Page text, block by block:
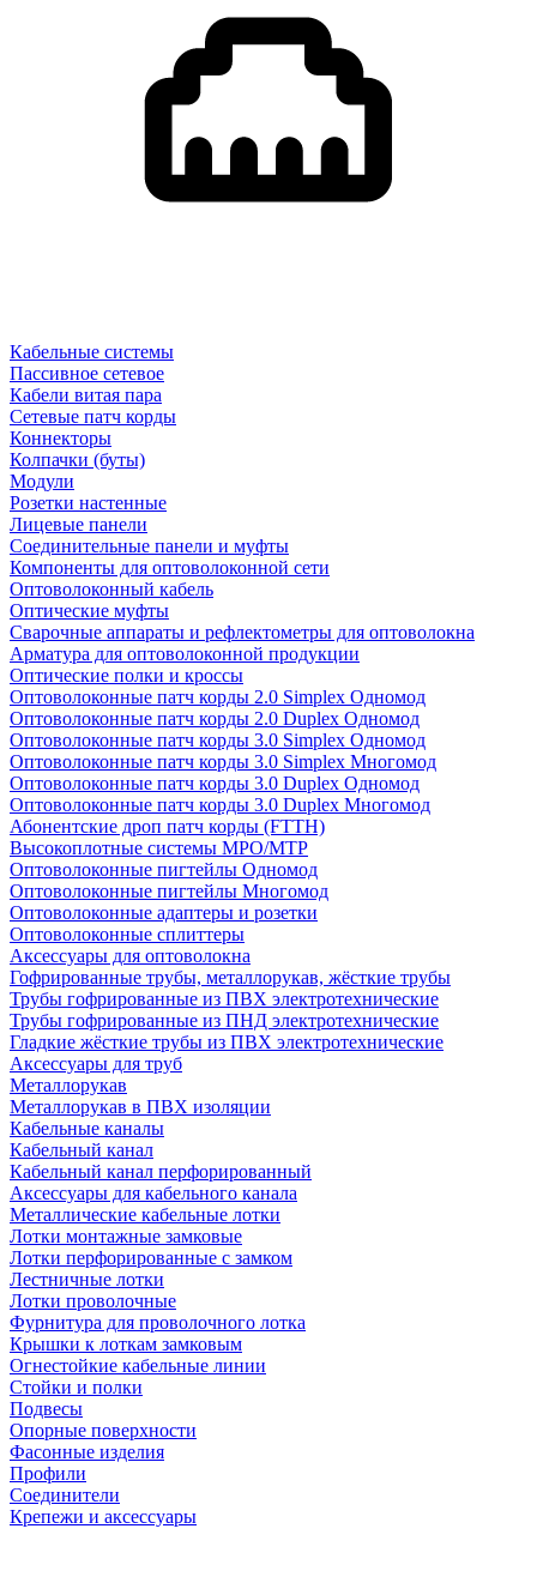
Кабельные системы
Пассивное сетевое
Кабели витая пара
Сетевые патч корды
Коннекторы
Колпачки (буты)
Модули
Розетки настенные
Лицевые панели
Соединительные панели и муфты
Компоненты для оптоволоконной сети
Оптоволоконный кабель
Оптические муфты
Сварочные аппараты и рефлектометры для оптоволокна
Арматура для оптоволоконной продукции
Оптические полки и кроссы
Оптоволоконные патч корды 2.0 Simplex Одномод
Оптоволоконные патч корды 2.0 Duplex Одномод
Оптоволоконные патч корды 3.0 Simplex Одномод
Оптоволоконные патч корды 3.0 Simplex Многомод
Оптоволоконные патч корды 3.0 Duplex Одномод
Оптоволоконные патч корды 3.0 Duplex Многомод
Абонентские дроп патч корды (FTTH)
Высокоплотные системы MPO/MTP
Оптоволоконные пигтейлы Одномод
Оптоволоконные пигтейлы Многомод
Оптоволоконные адаптеры и розетки
Оптоволоконные сплиттеры
Аксессуары для оптоволокна
Гофрированные трубы, металлорукав, жёсткие трубы
Трубы гофрированные из ПВХ электротехнические
Трубы гофрированные из ПНД электротехнические
Гладкие жёсткие трубы из ПВХ электротехнические
Аксессуары для труб
Металлорукав
Металлорукав в ПВХ изоляции
Кабельные каналы
Кабельный канал
Кабельный канал перфорированный
Аксессуары для кабельного канала
Металлические кабельные лотки
Лотки монтажные замковые
Лотки перфорированные с замком
Лестничные лотки
Лотки проволочные
Фурнитура для проволочного лотка
Крышки к лоткам замковым
Огнестойкие кабельные линии
Стойки и полки
Подвесы
Опорные поверхности
Фасонные изделия
Профили
Соединители
Крепежи и аксессуары